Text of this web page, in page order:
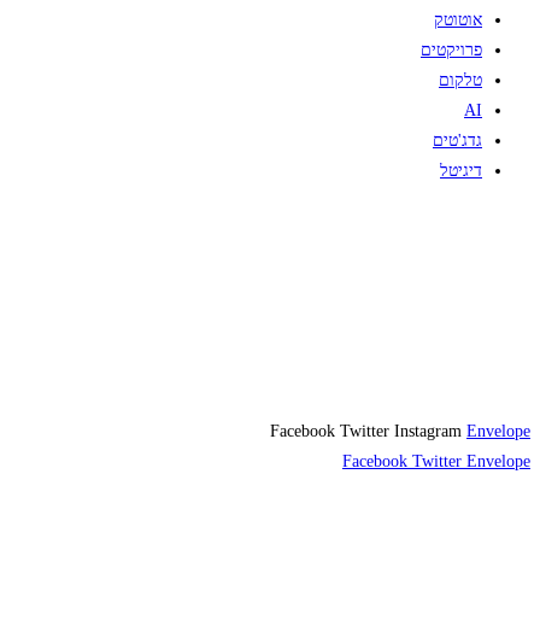
אוטוטק
פרויקטים
טלקום
AI
גדג'טים
דיגיטל
Facebook Twitter Instagram Envelope
Facebook Twitter Envelope